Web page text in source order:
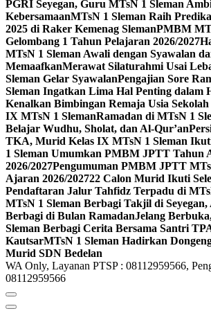
PGRI Seyegan, Guru MTsN 1 Sleman
KebersamaanMTsN 1 Sleman Raih
2025 di Raker Kemenag SlemanPMBM
Gelombang 1 Tahun Pelajaran 2026/2027
MTsN 1 Sleman Awali dengan Syawalan
MemaafkanMerawat Silaturahmi Usai
Sleman Gelar SyawalanPengajian Sore
Sleman Ingatkan Lima Hal Penting dalam
Kenalkan Bimbingan Remaja Usia Sekolah
IX MTsN 1 SlemanRamadan di MTsN 1
Belajar Wudhu, Sholat, dan Al-Qur’an
TKA, Murid Kelas IX MTsN 1 Sleman
1 Sleman Umumkan PMBM JPTT Tahun
2026/2027Pengumuman PMBM JPTT
Ajaran 2026/202722 Calon Murid Ikuti
Pendaftaran Jalur Tahfidz Terpadu di
MTsN 1 Sleman Berbagi Takjil di
Berbagi di Bulan RamadanJelang
Sleman Berbagi Cerita Bersama Santri
KautsarMTsN 1 Sleman Hadirkan
Murid SDN Bedelan
WA Only, Layanan PTSP : 08112959566,
08112959566